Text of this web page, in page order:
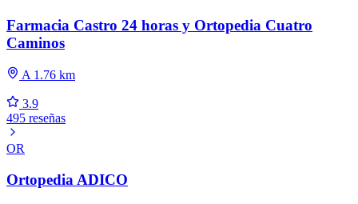
Farmacia Castro 24 horas y Ortopedia Cuatro
Caminos
A 1.76 km
3.9
495 reseñas
OR
Ortopedia ADICO